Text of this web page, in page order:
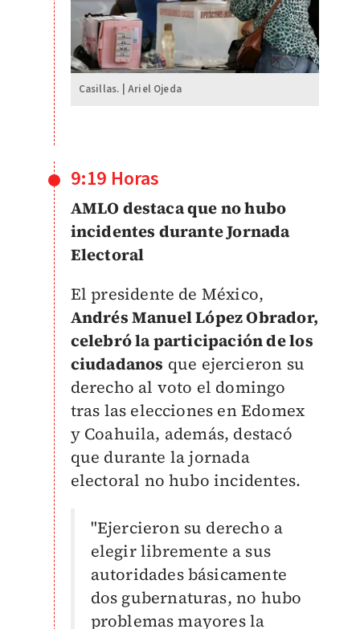
Casillas. | Ariel Ojeda
9:19 Horas
AMLO destaca que no hubo
incidentes durante Jornada
Electoral
El presidente de México,
Andrés Manuel López Obrador,
celebró la participación de los
ciudadanos que ejercieron su
derecho al voto el domingo
tras las elecciones en Edomex
y Coahuila, además, destacó
que durante la jornada
electoral no hubo incidentes.
"Ejercieron su derecho a
elegir libremente a sus
autoridades básicamente
dos gubernaturas, no hubo
problemas mayores la